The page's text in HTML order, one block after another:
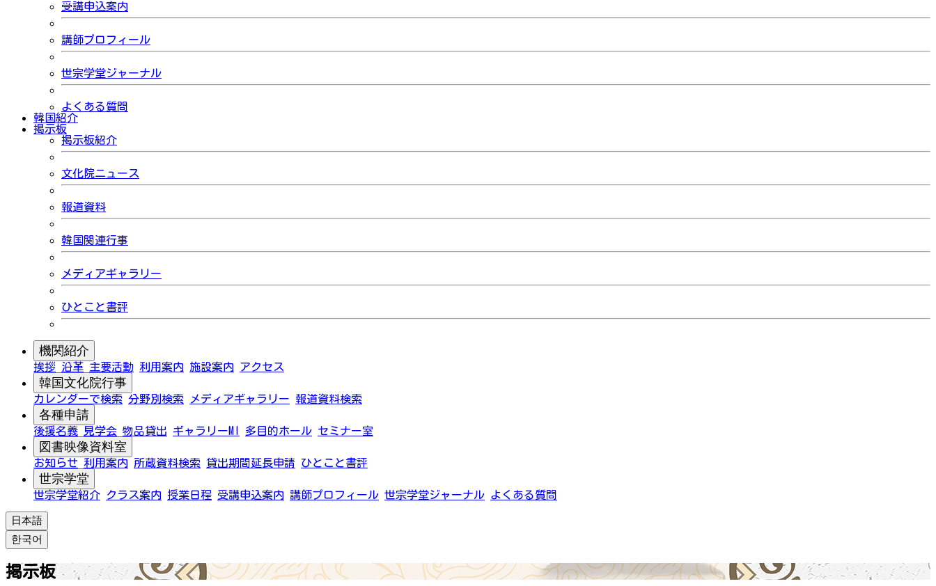
受講申込案内
講師プロフィール
世宗学堂ジャーナル
よくある質問
韓国紹介
掲示板
掲示板紹介
文化院ニュース
報道資料
韓国関連行事
メディアギャラリー
ひとこと書評
機関紹介
挨拶 沿革 主要活動 利用案内 施設案内 アクセス
韓国文化院行事
カレンダーで検索 分野別検索 メディアギャラリー 報道資料検索
各種申請
後援名義 見学会 物品貸出 ギャラリーMI 多目的ホール セミナー室
図書映像資料室
お知らせ 利用案内 所蔵資料検索 貸出期間延長申請 ひとこと書評
世宗学堂
世宗学堂紹介 クラス案内 授業日程 受講申込案内 講師プロフィール 世宗学堂ジャーナル よくある質問
日本語
한국어
掲示板